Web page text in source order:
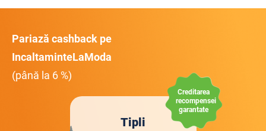
Pariază cashback pe
IncaltaminteLaModa
(până la 6 %)
Tipli
Creditarea
recompensei
garantate